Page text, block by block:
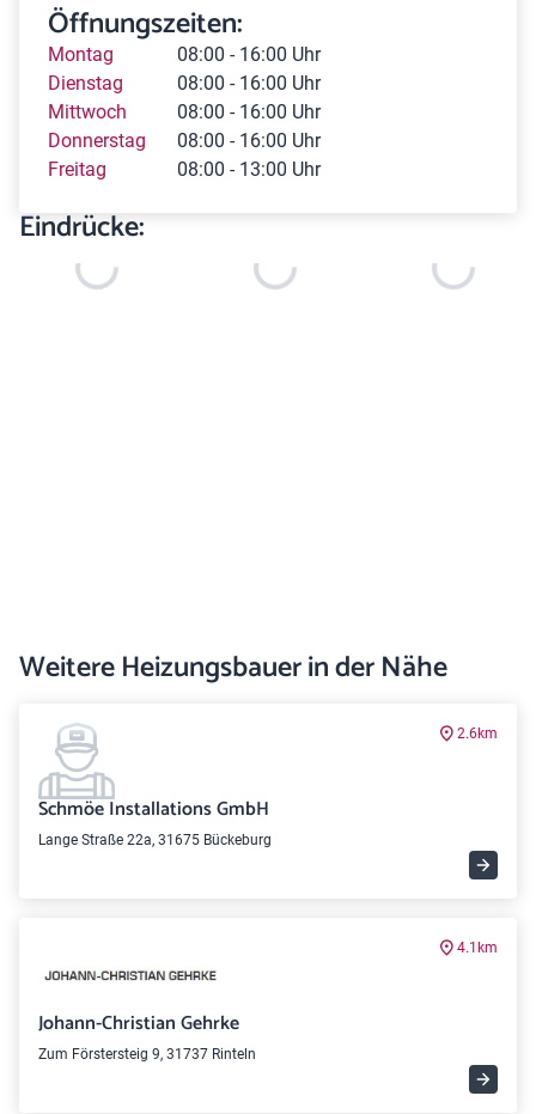
Öffnungszeiten:
Montag
08:00 - 16:00 Uhr
Dienstag
08:00 - 16:00 Uhr
Mittwoch
08:00 - 16:00 Uhr
Donnerstag
08:00 - 16:00 Uhr
Freitag
08:00 - 13:00 Uhr
Eindrücke:
Weitere Heizungsbauer in der Nähe
2.6km
Schmöe Installations GmbH
Lange Straße 22a, 31675 Bückeburg
4.1km
Johann-Christian Gehrke
Zum Förstersteig 9, 31737 Rinteln